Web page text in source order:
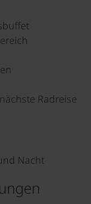
Radreise
Nacht